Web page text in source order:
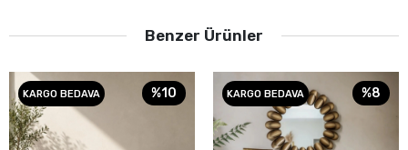
Benzer Ürünler
KARGO BEDAVA %10 KARGO BEDAVA %8